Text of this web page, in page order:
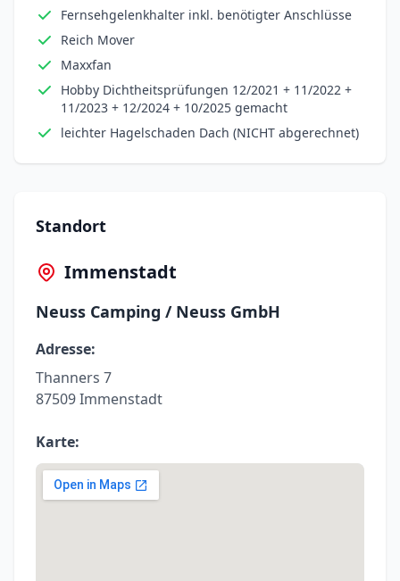
Fernsehgelenkhalter inkl. benötigter Anschlüsse
Reich Mover
Maxxfan
Hobby Dichtheitsprüfungen 12/2021 + 11/2022 +
11/2023 + 12/2024 + 10/2025 gemacht
leichter Hagelschaden Dach (NICHT abgerechnet)
Standort
Immenstadt
Neuss Camping / Neuss GmbH
Adresse:
Thanners 7
87509 Immenstadt
Karte: